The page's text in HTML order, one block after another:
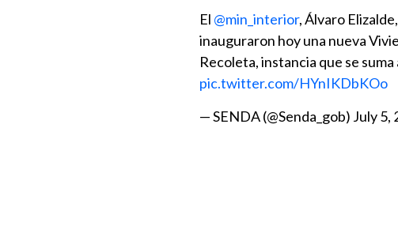
El @min_interior, Álvaro
inauguraron hoy una nueva
Recoleta, instancia que se
pic.twitter.com/HYnIKDbKOo
— SENDA (@Senda_gob) July 5,